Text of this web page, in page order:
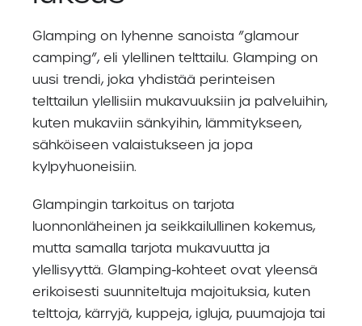
Glamping on lyhenne sanoista ”glamour
camping”, eli ylellinen telttailu. Glamping on
uusi trendi, joka yhdistää perinteisen
telttailun ylellisiin mukavuuksiin ja palveluihin,
kuten mukaviin sänkyihin, lämmitykseen,
sähköiseen valaistukseen ja jopa
kylpyhuoneisiin.
Glampingin tarkoitus on tarjota
luonnonläheinen ja seikkailullinen kokemus,
mutta samalla tarjota mukavuutta ja
ylellisyyttä. Glamping-kohteet ovat yleensä
erikoisesti suunniteltuja majoituksia, kuten
telttoja, kärryjä, kuppeja, igluja, puumajoja tai